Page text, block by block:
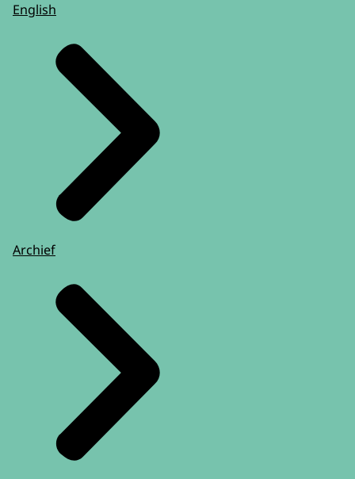
English
Archief